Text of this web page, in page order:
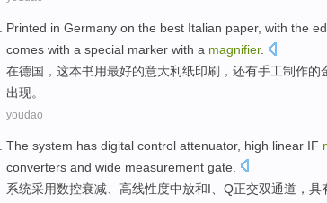
Printed in Germany on the best Italian paper, with the
comes with a special marker with a magnifier.
在德国 ， 这本书用最好的意大利 纸印刷 ，还有手工制作的
出现。
youdao
The system has digital control attenuator, high linear IF
converters and wide measurement gate
系统采用数控衰减、 高线性度中放和I Q正交双通道 ，具